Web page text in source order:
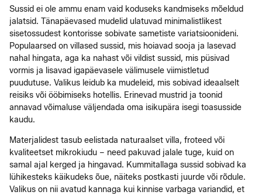
Sussid ei ole ammu enam vaid koduseks kandmiseks mõeldud
jalatsid. Tänapäevased mudelid ulatuvad minimalistlikest
sisetossudest kontorisse sobivate sametiste variatsioonideni.
Populaarsed on villased sussid, mis hoiavad sooja ja lasevad
nahal hingata, aga ka nahast või vildist sussid, mis püsivad
vormis ja lisavad igapäevasele välimusele viimistletud
puudutuse. Valikus leidub ka mudeleid, mis sobivad ideaalselt
reisiks või ööbimiseks hotellis. Erinevad mustrid ja toonid
annavad võimaluse väljendada oma isikupära isegi toasusside
kaudu.
Materjalidest tasub eelistada naturaalset villa, froteed või
kvaliteetset mikrokiudu – need pakuvad jalale tuge, kuid on
samal ajal kerged ja hingavad. Kummitallaga sussid sobivad ka
lühikesteks käikudeks õue, näiteks postkasti juurde või rõdule.
Valikus on nii avatud kannaga kui kinnise varbaga variandid, et